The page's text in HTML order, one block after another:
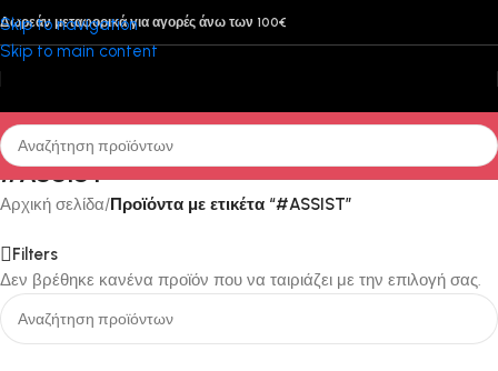
Skip to navigation
Skip to main content
Δωρεάν μεταφορικά για αγορές άνω των 100€
#ASSIST
Αρχική σελίδα/Προϊόντα με ετικέτα “#ASSIST”
Filters
Δεν βρέθηκε κανένα προϊόν που να ταιριάζει με την επιλογή σας.